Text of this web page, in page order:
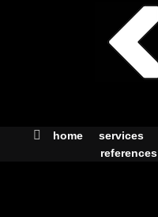
home services
references